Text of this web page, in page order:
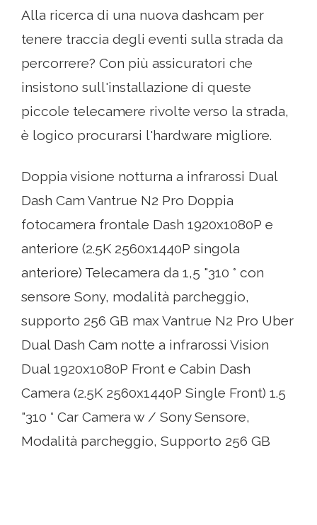
Alla ricerca di una nuova dashcam per
tenere traccia degli eventi sulla strada da
percorrere? Con più assicuratori che
insistono sull'installazione di queste
piccole telecamere rivolte verso la strada,
è logico procurarsi l'hardware migliore.
Doppia visione notturna a infrarossi Dual
Dash Cam Vantrue N2 Pro Doppia
fotocamera frontale Dash 1920x1080P e
anteriore (2.5K 2560x1440P singola
anteriore) Telecamera da 1,5 "310 ° con
sensore Sony, modalità parcheggio,
supporto 256 GB max Vantrue N2 Pro Uber
Dual Dash Cam notte a infrarossi Vision
Dual 1920x1080P Front e Cabin Dash
Camera (2.5K 2560x1440P Single Front) 1.5
"310 ° Car Camera w / Sony Sensore,
Modalità parcheggio, Supporto 256 GB